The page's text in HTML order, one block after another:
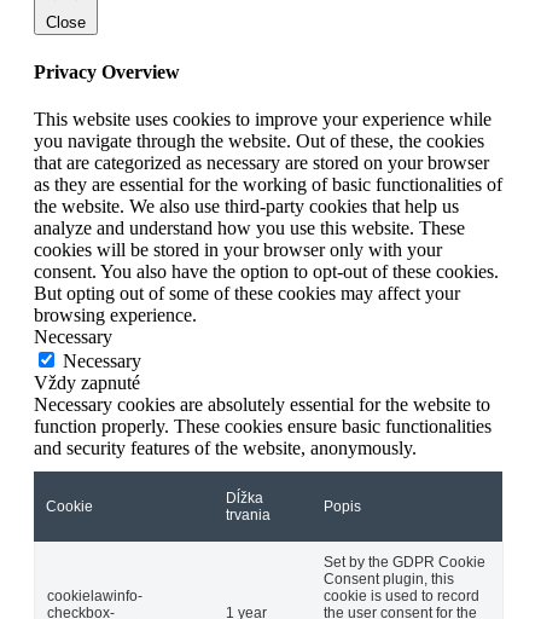
Close
Privacy Overview
This website uses cookies to improve your experience while
you navigate through the website. Out of these, the cookies
that are categorized as necessary are stored on your browser
as they are essential for the working of basic functionalities of
the website. We also use third-party cookies that help us
analyze and understand how you use this website. These
cookies will be stored in your browser only with your
consent. You also have the option to opt-out of these cookies.
But opting out of some of these cookies may affect your
browsing experience.
Necessary
Necessary
Vždy zapnuté
Necessary cookies are absolutely essential for the website to
function properly. These cookies ensure basic functionalities
and security features of the website, anonymously.
Cookie
Dĺžka
trvania
Popis
cookielawinfo-
checkbox-
1 year
Set by the GDPR Cookie
Consent plugin, this
cookie is used to record
the user consent for the